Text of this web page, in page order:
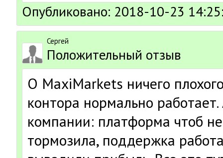
Опубликовано: 2018-10-23
Сергей
Положительный отзыв
О MaxiMarkets ничего
контора нормально
компании: платформа чтоб
тормозила, поддержка